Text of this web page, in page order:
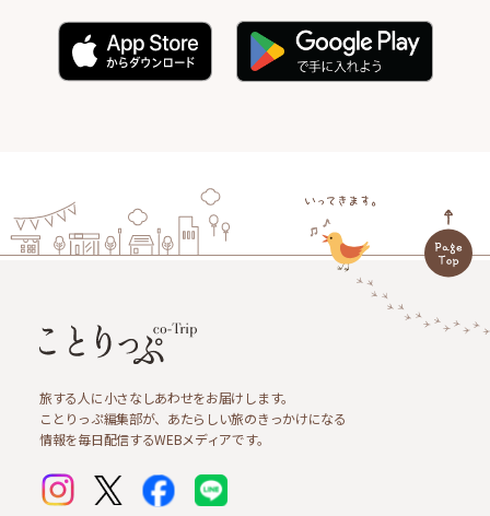
旅する人に小さなしあわせをお届けします。
ことりっぷ編集部が、あたらしい旅のきっかけになる
情報を毎日配信するWEBメディアです。